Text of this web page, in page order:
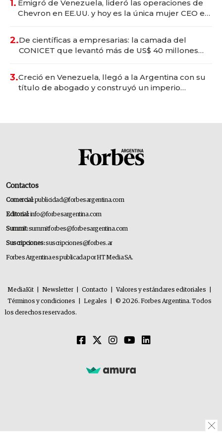
1. Emigró de Venezuela, lideró las operaciones de
Chevron en EE.UU. y hoy es la única mujer CEO en
2.De científicas a empresarias: la camada del
CONICET que levantó más de US$ 40 millones
3.Creció en Venezuela, llegó a la Argentina con su
título de abogado y construyó un imperio
Contactos
Comercial:publicidad@forbesargentina.com
Editorial:info@forbesargentina.com
Summit:summitforbes@forbesargentina.com
Suscripciones:suscripciones@forbes.ar
Forbes Argentina es publicada por HT Media SA.
MediaKit Newsletter Contacto Valores y estándares editoriales
Términos y condiciones
Legales
© 2026. Forbes Argentina. Todos
los derechos reservados.